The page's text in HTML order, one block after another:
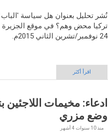
نُشر تحليل بعنوان هل سياسة
تركيا محض وهم؟ في موقع الجزيرة
24 نوفمبر/تشرين الثاني 2015م.
اقرأ أكثر
ادعاء: مخيمات اللاجئين
وضع مزري
منذ 10 سنوات 4 أشهر